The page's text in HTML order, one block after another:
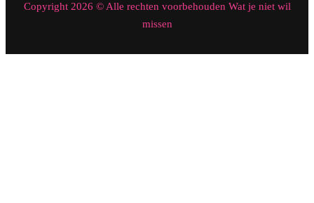
Copyright 2026 © Alle rechten voorbehouden Wat je niet wil
missen